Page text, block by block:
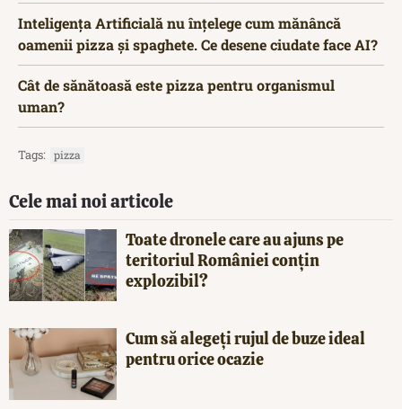
Inteligența Artificială nu înțelege cum mănâncă
oamenii pizza și spaghete. Ce desene ciudate face AI?
Cât de sănătoasă este pizza pentru organismul
uman?
Tags: pizza
Cele mai noi articole
Toate dronele care au ajuns pe
teritoriul României conțin
explozibil?
Cum să alegeți rujul de buze ideal
pentru orice ocazie